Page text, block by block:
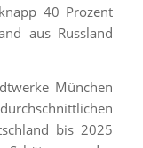
40 Prozent
aus Russland
München
bis 2025